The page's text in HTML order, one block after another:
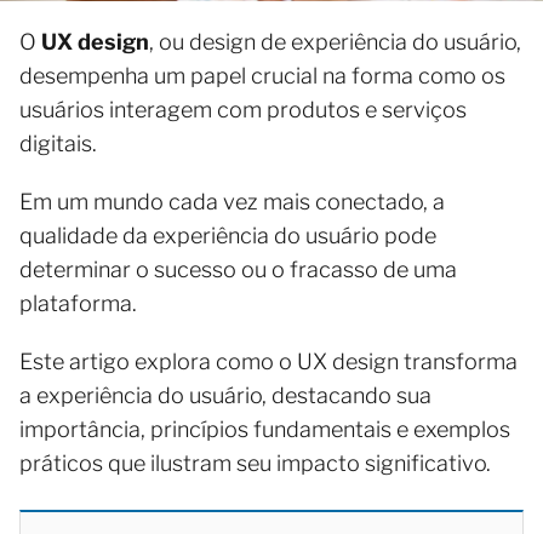
O UX design, ou design de experiência do usuário,
desempenha um papel crucial na forma como os
usuários interagem com produtos e serviços
digitais.
Em um mundo cada vez mais conectado, a
qualidade da experiência do usuário pode
determinar o sucesso ou o fracasso de uma
plataforma.
Este artigo explora como o UX design transforma
a experiência do usuário, destacando sua
importância, princípios fundamentais e exemplos
práticos que ilustram seu impacto significativo.